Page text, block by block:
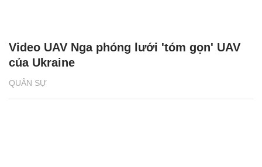
QUÂN SỰ
Video UAV Nga phóng lưới 'tóm gọn' UAV
của Ukraine